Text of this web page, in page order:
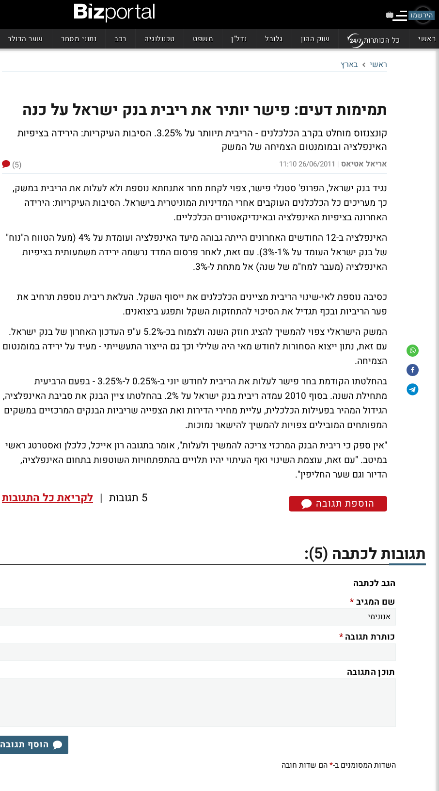
הירשמו
ראשי כל הכותרות שוק ההון גלובל נדל"ן משפט טכנולוגיה רכב נתוני מסחר שער הדולר
ראשי בארץ
תמימות דעים: פישר יותיר את ריבית בנק ישראל על כנה
קונצנזוס מוחלט בקרב הכלכלנים - הריבית תיוותר על 3.25%. הסיבות העיקריות: הירידה בציפיות
האינפלציה ובמומנטום הצמיחה של המשק
אריאל אטיאס |
26/06/2011 11:10
(5)
נגיד בנק ישראל, הפרופ' סטנלי פישר, צפוי לקחת מחר אתנחתא נוספת ולא לעלות את הריבית במשק,
כך מעריכים כל הכלכלנים העוקבים אחרי המדיניות המוניטרית בישראל. הסיבות העיקריות: הירידה
האחרונה בציפיות האינפלציה ובאינדיקאטורים הכלכליים.
האינפלציה ב-12 החודשים האחרונים הייתה גבוהה מיעד האינפלציה ועומדת על 4% (מעל הטווח ה"נוח"
של בנק ישראל העומד על 1%-3%). עם זאת, לאחר פרסום המדד נרשמה ירידה משמעותית בציפיות
האינפלציה (מעבר למח"מ של שנה) אל מתחת ל-3%.
כסיבה נוספת לאי-שינוי הריבית מציינים הכלכלנים את ייסוף השקל. העלאת ריבית נוספת תרחיב את
פער הריביות ובכף תגדיל את הסיכוי להתחזקות השקל ותפגע ביצואנים.
המשק הישראלי צפוי להמשיך להציג חוזק השנה ולצמוח בכ-5.2% ע"פ העדכון האחרון של בנק ישראל.
עם זאת, נתון ייצוא הסחורות לחודש מאי היה שלילי וכך גם הייצור התעשייתי - מעיד על ירידה במומנטום
הצמיחה.
בהחלטתו הקודמת בחר פישר לעלות את הריבית לחודש יוני ב-0.25% ל-3.25% - בפעם הרביעית
מתחילת השנה. בסוף 2010 עמדה ריבית בנק ישראל על 2%. בהחלטתו ציין הבנק את סביבת האינפלציה,
הגידול המהיר בפעילות הכלכלית, עליית מחירי הדירות ואת הצפייה שריביות הבנקים המרכזיים במשקים
המפותחים המובילים צפויות להמשיך להישאר נמוכות.
"אין ספק כי ריבית הבנק המרכזי צריכה להמשיך ולעלות", אומר בתגובה רון אייכל, כלכלן ואסטרטג ראשי
במיטב. "עם זאת, עוצמת השינוי ואף העיתוי יהיו תלויים בהתפתחויות השוטפות בתחום האינפלציה,
הדיור וגם שער החליפין".
הוספת תגובה 5 תגובות | לקריאת כל התגובות
תגובות לכתבה (5)
:
הגב לכתבה
שם המגיב*
כותרת תגובה*
תוכן התגובה
הוסף תגובה
השדות המסומנים ב-*הם שדות חובה